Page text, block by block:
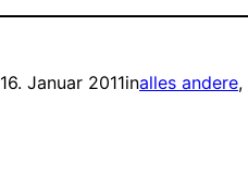
16. Januar 2011inalles andere,